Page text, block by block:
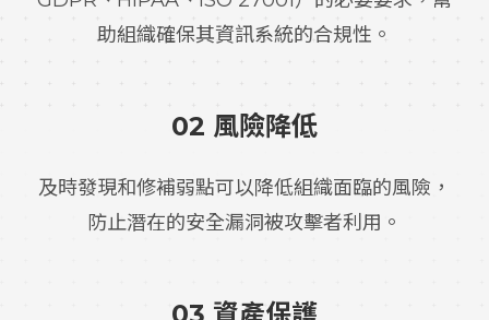
助組織確保其資訊系統的合規性。
02 風險降低
及時發現和修補弱點可以降低組織面臨的風險，
防止潛在的安全漏洞被攻擊者利用。